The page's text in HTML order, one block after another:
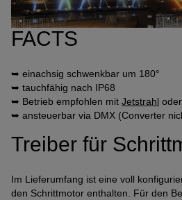
FACTS
➥ einachsig schwenkbar um 180°
➥ tauchfähig nach IP68
➥ Betrieb empfohlen mit Jetstrahl oder
➥ ansteuerbar via DMX (Converter
Treiber für
Im Lieferumfang ist eine voll
den Schrittmotor enthalten. Für den
Anbindung eines
Anbieter
Tawk
Zweck
k.A.
Cookie Name
Anbieter
Tawk
Zweck
k.A.